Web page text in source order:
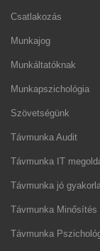
Csatlakozás
Munkajog
Munkáltatóknak
Munkapszichológia
Szövetségünk
Távmunka Audit
Távmunka IT
Távmunka jó
Távmunka Minősítés
Távmunka